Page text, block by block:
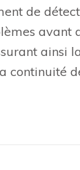
de
avant
ainsi
continuité